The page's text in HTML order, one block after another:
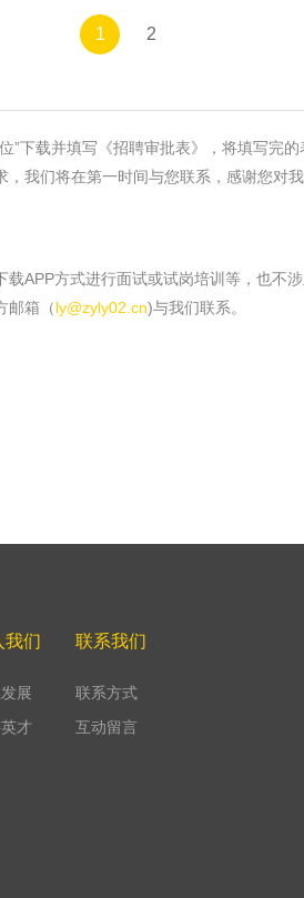
1 2
”下载并填写《招聘审批表》，将填写完的
我们将在第一时间与您联系，感谢您对我们
APP方式进行面试或试岗培训等，也不
邮箱（ly@zyly02.cn)与我们联系。
我们
展
才
联系我们
联系方式
互动留言